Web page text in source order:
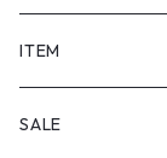
SHORTS
PANTS
ITEM
SALE